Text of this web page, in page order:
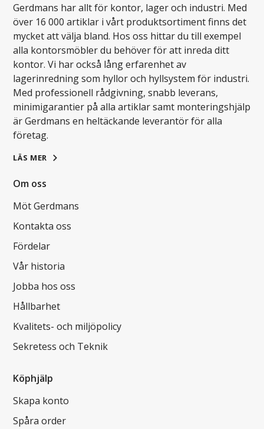
Gerdmans har allt för kontor, lager och industri. Med
över 16 000 artiklar i vårt produktsortiment finns det
mycket att välja bland. Hos oss hittar du till exempel
alla kontorsmöbler du behöver för att inreda ditt
kontor. Vi har också lång erfarenhet av
lagerinredning som hyllor och hyllsystem för industri.
Med professionell rådgivning, snabb leverans,
minimigarantier på alla artiklar samt monteringshjälp
är Gerdmans en heltäckande leverantör för alla
företag.
LÄS MER
Om oss
Möt Gerdmans
Kontakta oss
Fördelar
Vår historia
Jobba hos oss
Hållbarhet
Kvalitets- och miljöpolicy
Sekretess och Teknik
Köphjälp
Skapa konto
Spåra order